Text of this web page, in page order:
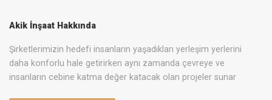
Akik İnşaat Hakkında
Şirketlerimizin hedefi insanların yaşadıkları yerleşim yerlerini
daha konforlu hale getirirken aynı zamanda çevreye ve
insanların cebine katma değer katacak olan projeler sunar